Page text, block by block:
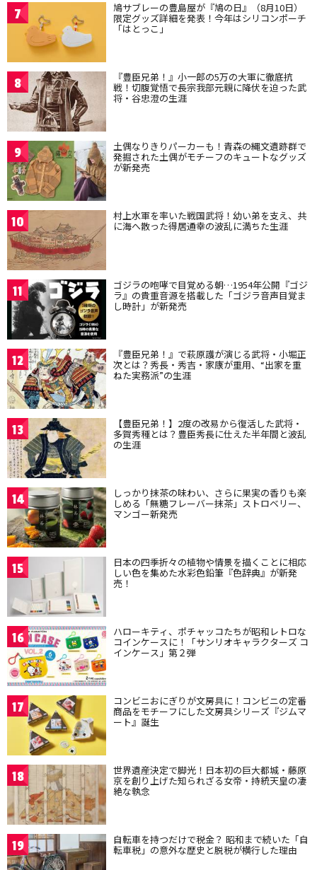
7 鳩サブレーの豊島屋が『鳩の日』（8月10日）
限定グッズ詳細を発表！今年はシリコンポーチ
「はとっこ」
8 『豊臣兄弟！』小一郎の5万の大軍に徹底抗
戦！切腹覚悟で長宗我部元親に降伏を迫った武
将・谷忠澄の生涯
9 土偶なりきりパーカーも！青森の縄文遺跡群で
発掘された土偶がモチーフのキュートなグッズ
が新発売
10 村上水軍を率いた戦国武将！幼い弟を支え、共
に海へ散った得居通幸の波乱に満ちた生涯
11 ゴジラの咆哮で目覚める朝…1954年公開『ゴジ
ラ』の貴重音源を搭載した「ゴジラ音声目覚ま
し時計」が新発売
12 『豊臣兄弟！』で萩原護が演じる武将・小堀正
次とは？秀長・秀吉・家康が重用、“出家を重
ねた実務派”の生涯
13 【豊臣兄弟！】2度の改易から復活した武将・
多賀秀種とは？豊臣秀長に仕えた半年間と波乱
の生涯
14 しっかり抹茶の味わい、さらに果実の香りも楽
しめる「無糖フレーバー抹茶」ストロベリー、
マンゴー新発売
15 日本の四季折々の植物や情景を描くことに相応
しい色を集めた水彩色鉛筆『色辞典』が新発
売！
16 ハローキティ、ポチャッコたちが昭和レトロな
コインケースに！「サンリオキャラクターズ コ
インケース」第２弾
17 コンビニおにぎりが文房具に！コンビニの定番
商品をモチーフにした文房具シリーズ『ジムマ
ート』誕生
18 世界遺産決定で脚光！日本初の巨大都城・藤原
京を創り上げた知られざる女帝・持統天皇の凄
絶な執念
19 自転車を持つだけで税金？ 昭和まで続いた「自
転車税」の意外な歴史と脱税が横行した理由